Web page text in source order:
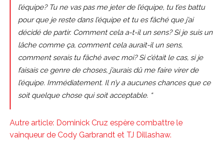
l’équipe? Tu ne vas pas me jeter de l’équipe, tu t’es battu
pour que je reste dans l’équipe et tu es fâché que j’ai
décidé de partir. Comment cela a-t-il un sens? Si je suis un
lâche comme ça, comment cela aurait-il un sens,
comment serais tu fâché avec moi? Si c’était le cas, si je
faisais ce genre de choses, j’aurais dû me faire virer de
l’équipe. Immédiatement. Il n’y a aucunes chances que ce
soit quelque chose qui soit acceptable. “
Autre article: Dominick Cruz espère combattre le
vainqueur de Cody Garbrandt et TJ Dillashaw.